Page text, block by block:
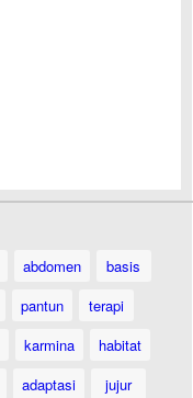
abdomen
basis
pantun
terapi
karmina
habitat
adaptasi
jujur